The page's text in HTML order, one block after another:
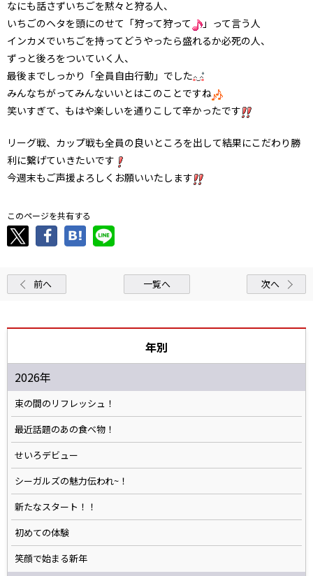
なにも話さずいちごを黙々と狩る人、
いちごのヘタを頭にのせて「狩って狩って
」って言う人
インカメでいちごを持ってどうやったら盛れるか必死の人、
ずっと後ろをついていく人、
最後までしっかり「全員自由行動」でした
みんなちがってみんないいとはこのことですね
笑いすぎて、もはや楽しいを通りこして辛かったです
リーグ戦、カップ戦も全員の良いところを出して結果にこだわり勝
利に繋げていきたいです
今週末もご声援よろしくお願いいたします
このページを共有する
前へ 一覧へ 次へ
年別
2026年
束の間のリフレッシュ！
最近話題のあの食べ物！
せいろデビュー
シーガルズの魅力伝われ~！
新たなスタート！！
初めての体験
笑顔で始まる新年